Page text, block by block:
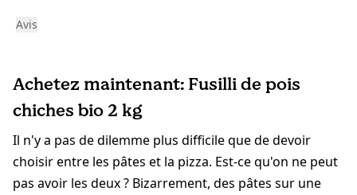
Avis
Achetez maintenant: Fusilli de pois
chiches bio 2 kg
Il n'y a pas de dilemme plus difficile que de devoir
choisir entre les pâtes et la pizza. Est-ce qu'on ne peut
pas avoir les deux ? Bizarrement, des pâtes sur une